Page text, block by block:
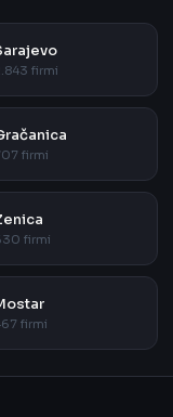
firmi
firmi
firmi
firmi